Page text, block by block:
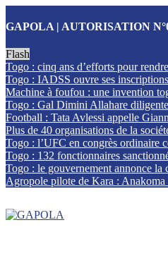
GAPOLA | AUTORISATION
Flash
Togo : cinq ans d’efforts pour
Togo : IADSS ouvre ses
Machine à foufou : une invention
Togo : Gal Dimini Allahare
Football : Tata Avlessi appelle
Plus de 40 organisations de la
Togo : l’UFC en congrès ordinaire
Togo : 132 fonctionnaires
Togo : le gouvernement annonce la
Agropole pilote de Kara :